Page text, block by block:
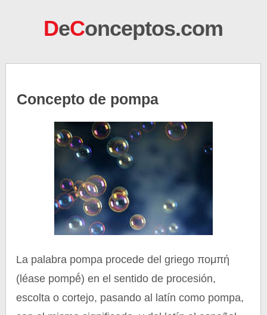
DeConceptos.com
Concepto de pompa
La palabra pompa procede del griego πομπή
(léase pompḗ) en el sentido de procesión,
escolta o cortejo, pasando al latín como pompa,